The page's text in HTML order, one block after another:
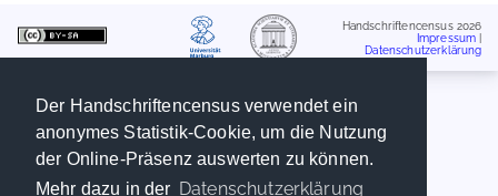
Der Handschriftencensus verwendet ein
anonymes Statistik-Cookie, um die Nutzung
der Online-Präsenz auswerten zu können.
Mehr dazu in der Datenschutzerklärung
Handschriftencensus 2026
Impressum
Datenschutzerklärung